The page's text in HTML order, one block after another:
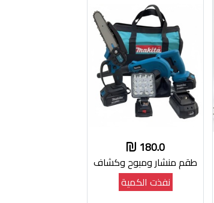
180.0
طقم منشار ومبوح وكشاف
نفذت الكمية